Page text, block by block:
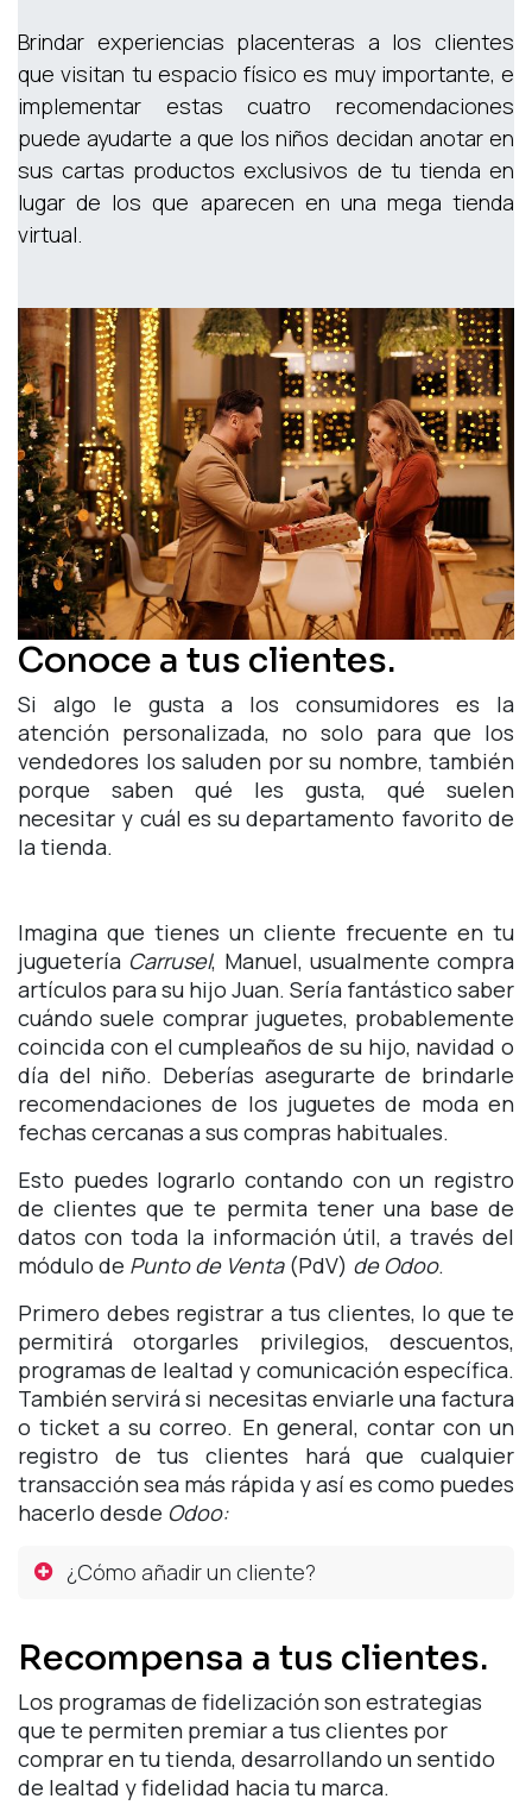
Brindar experiencias placenteras a los clientes
que visitan tu espacio físico es muy importante, e
implementar estas cuatro recomendaciones
puede ayudarte a que los niños decidan anotar en
sus cartas productos exclusivos de tu tienda en
lugar de los que aparecen en una mega tienda
virtual.
Conoce a tus clientes.
Si algo le gusta a los consumidores es la
atención personalizada, no solo para que los
vendedores los saluden por su nombre, también
porque saben qué les gusta, qué suelen
necesitar y cuál es su departamento favorito de
la tienda.
Imagina que tienes un cliente frecuente en tu
juguetería Carrusel, Manuel, usualmente compra
artículos para su hijo Juan. Sería fantástico saber
cuándo suele comprar juguetes, probablemente
coincida con el cumpleaños de su hijo, navidad o
día del niño. Deberías asegurarte de brindarle
recomendaciones de los juguetes de moda en
fechas cercanas a sus compras habituales.
Esto puedes lograrlo contando con un registro
de clientes que te permita tener una base de
datos con toda la información útil, a través del
módulo de Punto de Venta (PdV) de Odoo.
Primero debes registrar a tus clientes, lo que te
permitirá otorgarles privilegios, descuentos,
programas de lealtad y comunicación específica.
También servirá si necesitas enviarle una factura
o ticket a su correo. En general, contar con un
registro de tus clientes hará que cualquier
transacción sea más rápida y así es como puedes
hacerlo desde Odoo:
¿Cómo añadir un cliente?
Recompensa a tus clientes.
Los programas de fidelización son estrategias
que te permiten premiar a tus clientes por
comprar en tu tienda, desarrollando un sentido
de lealtad y fidelidad hacia tu marca.